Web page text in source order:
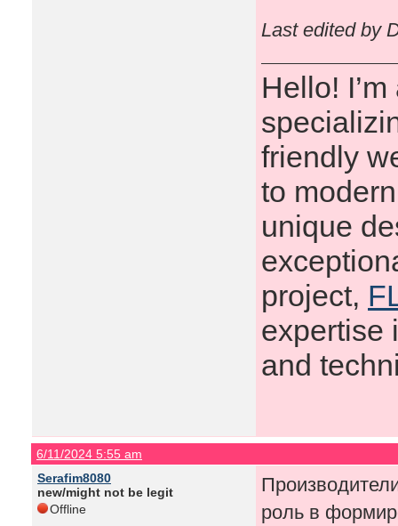
Last edited by
Hello!
friendly
to
unique
project,
expertise
and
6/11/2024 5:55 am
Serafim8080
new/might not be legit
Offline
роль в